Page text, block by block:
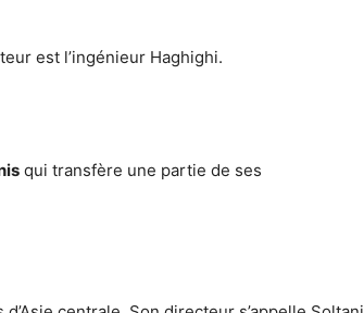
est l’ingénieur Haghighi.
qui transfère une partie de ses